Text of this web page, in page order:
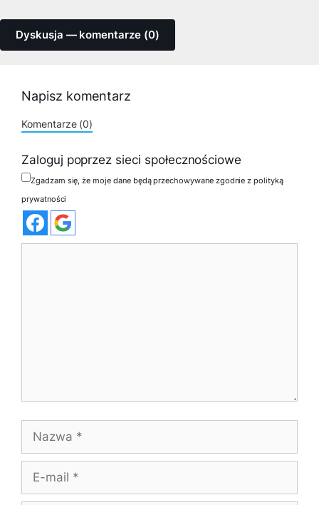
Dyskusja — komentarze (0)
Napisz komentarz
Komentarze (0)
Zaloguj poprzez sieci społecznościowe
Zgadzam się, że moje dane będą przechowywane zgodnie z polityką
prywatności
mail